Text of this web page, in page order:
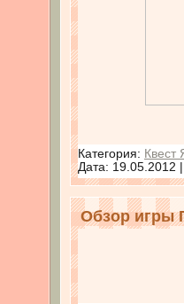
Категория: Квест
Дата: 19.05.2012
Обзор игры